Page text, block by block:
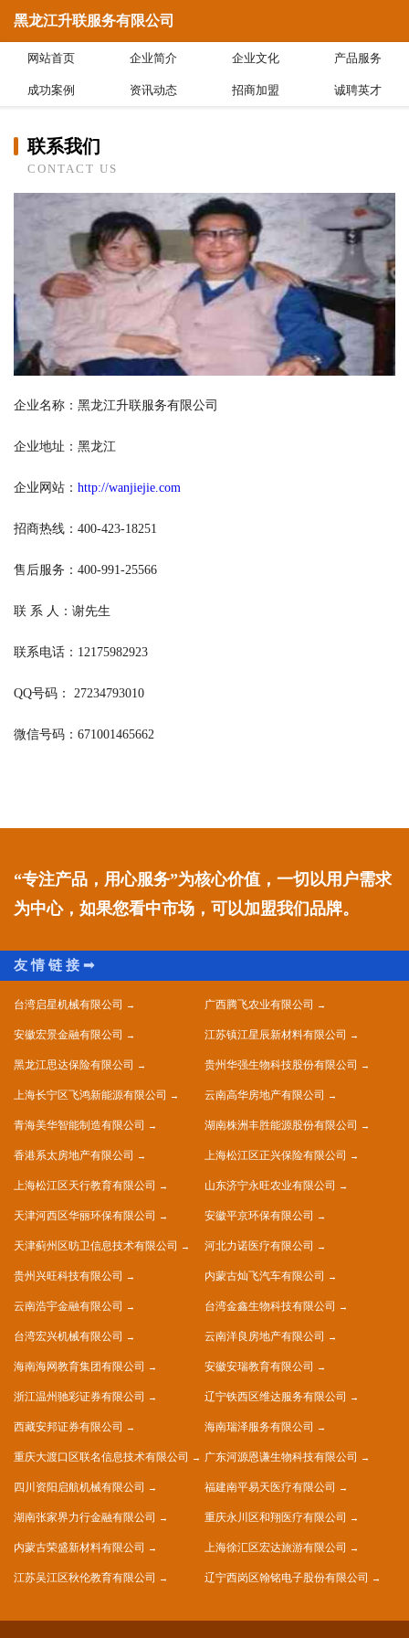
黑龙江升联服务有限公司
网站首页 企业简介 企业文化 产品服务
成功案例 资讯动态 招商加盟 诚聘英才
联系我们
CONTACT US
企业名称：黑龙江升联服务有限公司
企业地址：黑龙江
企业网站： http://wanjiejie.com
招商热线：400-423-18251
售后服务：400-991-25566
联 系 人：谢先生
联系电话：12175982923
QQ号码： 27234793010
微信号码：671001465662
“专注产品，用心服务”为核心价值，一切以用户需求
为中心，如果您看中市场，可以加盟我们品牌。
台湾启星机械有限公司 广西腾飞农业有限公司
安徽宏景金融有限公司 江苏镇江星辰新材料有限公司
黑龙江思达保险有限公司 贵州华强生物科技股份有限公司
上海长宁区飞鸿新能源有限公司 云南高华房地产有限公司
青海美华智能制造有限公司 湖南株洲丰胜能源股份有限公司
香港系太房地产有限公司 上海松江区正兴保险有限公司
上海松江区天行教育有限公司 山东济宁永旺农业有限公司
天津河西区华丽环保有限公司 安徽平京环保有限公司
天津蓟州区昉卫信息技术有限公司 河北力诺医疗有限公司
贵州兴旺科技有限公司 内蒙古灿飞汽车有限公司
云南浩宇金融有限公司 台湾金鑫生物科技有限公司
台湾宏兴机械有限公司 云南洋良房地产有限公司
海南海网教育集团有限公司 安徽安瑞教育有限公司
浙江温州驰彩证券有限公司 辽宁铁西区维达服务有限公司
西藏安邦证券有限公司 海南瑞泽服务有限公司
重庆大渡口区联名信息技术有限公司 广东河源恩谦生物科技有限公司
四川资阳启航机械有限公司 福建南平易天医疗有限公司
湖南张家界力行金融有限公司 重庆永川区和翔医疗有限公司
内蒙古荣盛新材料有限公司 上海徐汇区宏达旅游有限公司
江苏吴江区秋伦教育有限公司 辽宁西岗区翰铭电子股份有限公司